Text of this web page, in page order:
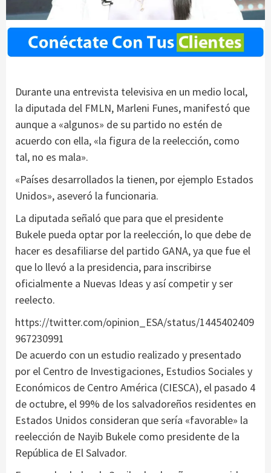
Durante una entrevista televisiva en un medio local,
la diputada del FMLN, Marleni Funes, manifestó que
aunque a «algunos» de su partido no estén de
acuerdo con ella, «la figura de la reelección, como
tal, no es mala».
«Países desarrollados la tienen, por ejemplo Estados
Unidos», aseveró la funcionaria.
La diputada señaló que para que el presidente
Bukele pueda optar por la reelección, lo que debe de
hacer es desafiliarse del partido GANA, ya que fue el
que lo llevó a la presidencia, para inscribirse
oficialmente a Nuevas Ideas y así competir y ser
reelecto.
https://twitter.com/opinion_ESA/status/1445402409
967230991
De acuerdo con un estudio realizado y presentado
por el Centro de Investigaciones, Estudios Sociales y
Económicos de Centro América (CIESCA), el pasado 4
de octubre, el 99% de los salvadoreños residentes en
Estados Unidos consideran que sería «favorable» la
reelección de Nayib Bukele como presidente de la
República de El Salvador.